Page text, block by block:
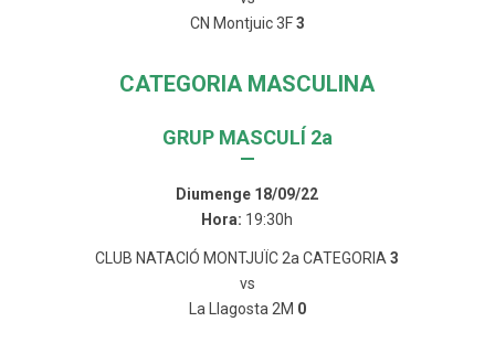
CN Montjuic 3F3
CATEGORIA MASCULINA
GRUP MASCULÍ 2a
—
Diumenge 18/09/22
Hora: 19:30h
CLUB NATACIÓ MONTJUÏC 2a CATEGORIA3
vs
La Llagosta 2M 0